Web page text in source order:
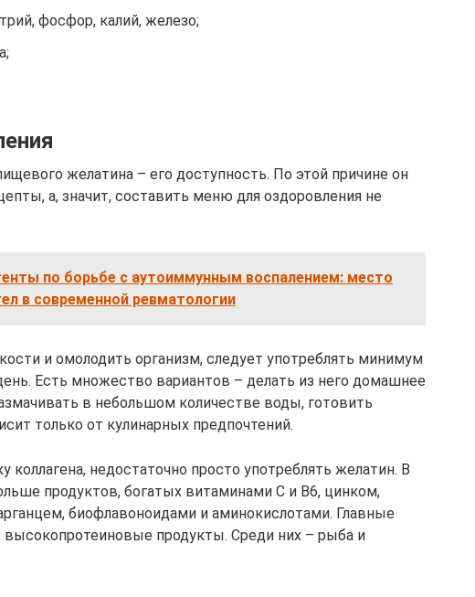
фосфор, калий, железо;
желатина – его доступность. По этой причине он
а, значит, составить меню для оздоровления не
по борьбе с аутоиммунным воспалением: место
в современной ревматологии
и омолодить организм, следует употреблять минимум
Есть множество вариантов – делать из него домашнее
в небольшом количестве воды, готовить
только от кулинарных предпочтений.
недостаточно просто употреблять желатин. В
продуктов, богатых витаминами С и В6, цинком,
биофлавоноидами и аминокислотами. Главные
высокопротеиновые продукты. Среди них – рыба и